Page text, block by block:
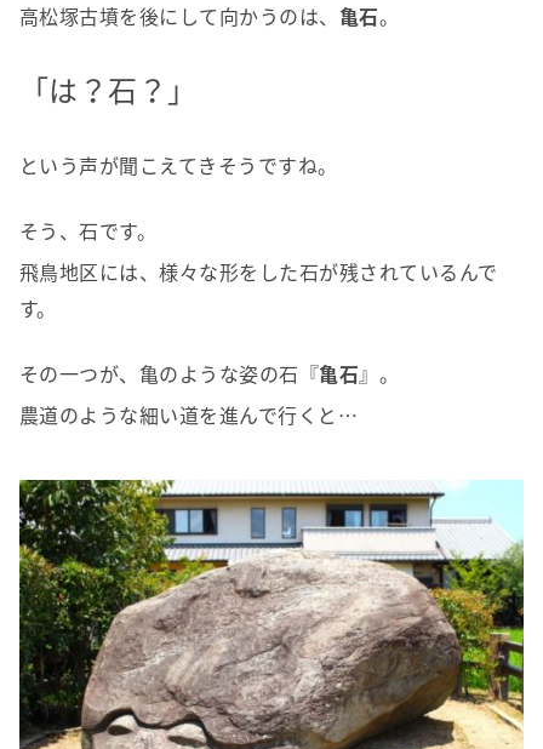
高松塚古墳を後にして向かうのは、 亀石。
「は？石？」
という声が聞こえてきそうですね。
そう、石です。
飛鳥地区には、様々な形をした石が残されているんで
す。
その一つが、亀のような姿の石『亀石』。
農道のような細い道を進んで行くと …